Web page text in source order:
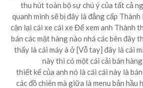
thu hút toàn bộ sự chú ý của tất cả
quanh mình sẽ bị đây là đẳng cấp
cận lại cái xe cái xe Để xem anh Thành
bán các mặt hàng nào nhá các bên đây
thấy là cái máy à ở [Vỗ tay] đây là cái
này thì có một cái cải bán
thiết kế của anh nó là cái cái này là
các đồ chiên mà giữa là menu bản hầu